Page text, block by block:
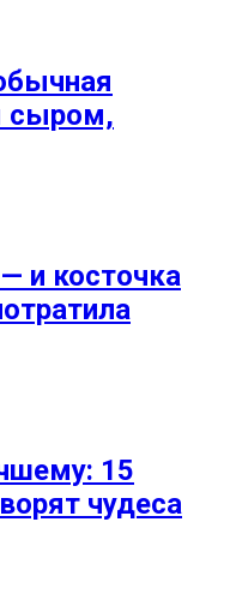
сыром,
и косточка
15
чудеса